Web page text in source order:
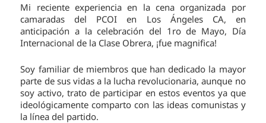
Mi reciente experiencia en la cena organizada por
camaradas del PCOI en Los Ángeles CA, en
anticipación a la celebración del 1ro de Mayo, Día
Internacional de la Clase Obrera, ¡fue magnifica!
Soy familiar de miembros que han dedicado la mayor
parte de sus vidas a la lucha revolucionaria, aunque no
soy activo, trato de participar en estos eventos ya que
ideológicamente comparto con las ideas comunistas y
la línea del partido.